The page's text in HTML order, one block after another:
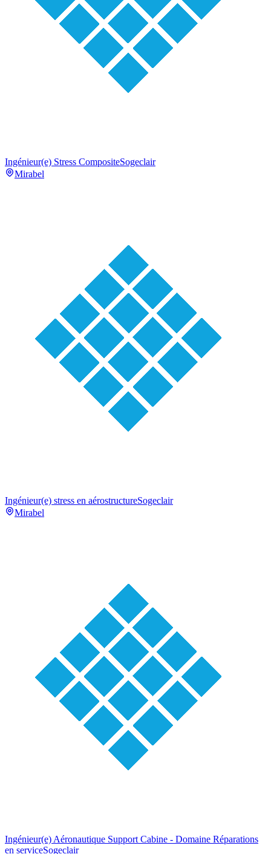
Ingénieur(e) Stress CompositeSogeclair
Mirabel
Ingénieur(e) stress en aérostructureSogeclair
Mirabel
Ingénieur(e) Aéronautique Support Cabine - Domaine Réparations
en serviceSogeclair